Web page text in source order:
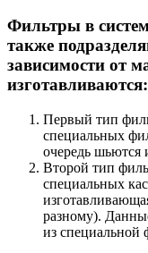
Фильтры в
также
зависимости от
изготавливаются:
Первый тип
специальных
очередь шьются
Второй тип
специальных
разному).
из специальной